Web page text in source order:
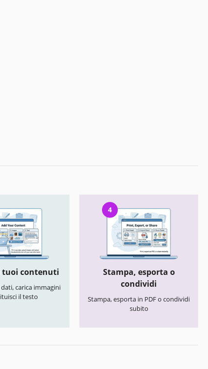
tuoi contenuti
carica immagini
il testo
4
Stampa, esporta o
condividi
Stampa, esporta in PDF o condividi
subito